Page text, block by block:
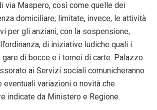
via Maspero, così come quelle dei
domiciliare; l imitate, invece, le attività
per gli anziani, con la sospensione,
di iniziative ludiche quali i
di bocce e i tornei di carte. Palazzo
ai Servizi sociali comunicheranno
variazioni o novità che
indicate da Ministero e Regione.